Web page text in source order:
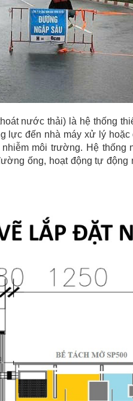
nước thải) là hệ thống
lực đến nhà máy xử lý
môi trường. Hệ thống
ống, hoạt động tự